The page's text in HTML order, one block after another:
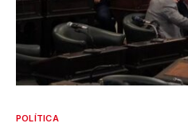
POLÍTICA